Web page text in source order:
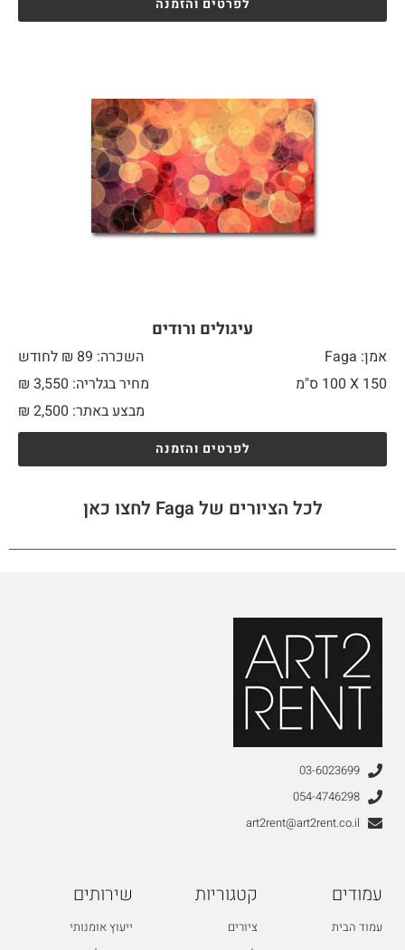
לפרטים והזמנה
עיגולים ורודים
אמן: Faga
השכרה: 89 ₪ לחודש
150 X
מחיר בגלריה: 3,550 ₪
מבצע באתר:
₪ 2,500
לפרטים והזמנה
לכל הציורים של Faga לחצו כאן
03-6023699
054-4746298
art2rent@art2rent.co.il
עמודים
עמוד הבית
קטגוריות
ציורים
שירותים
ייעוץ אומנותי